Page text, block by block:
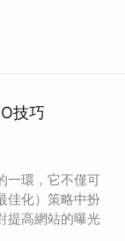
技巧
一環，它不僅可
佳化）策略中扮
提高網站的曝光